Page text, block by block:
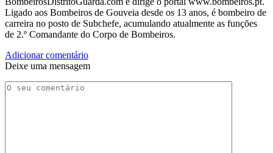
Ligado aos Bombeiros de Gouveia desde os 13 anos, é bombeiro de
carreira no posto de Subchefe, acumulando atualmente as funções
de 2.º Comandante do Corpo de Bombeiros.
Adicionar comentário
Deixe uma mensagem